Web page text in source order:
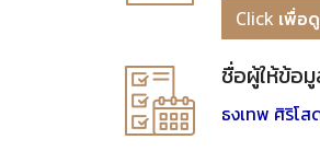
Click เพื่อ
ชื่อผู้ให้ข้อ
ธงเทพ ศิริโส